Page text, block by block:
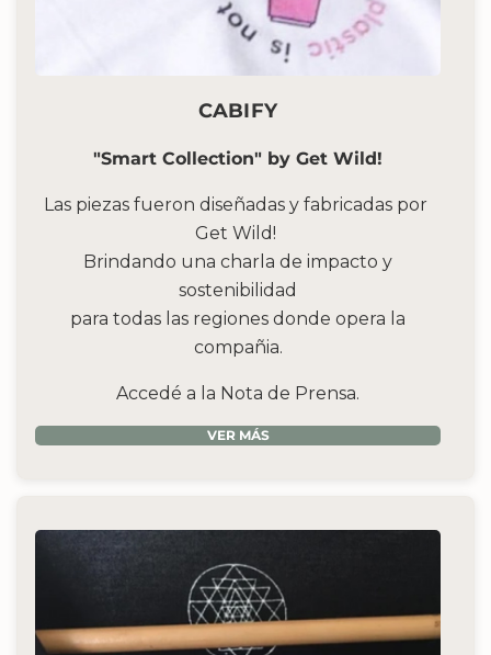
CABIFY
"Smart Collection" by Get Wild!
Las piezas fueron diseñadas y fabricadas por ​
Get Wild!​
Brindando una charla de impacto y
sostenibilidad
para todas las regiones donde opera la
compañia.
Accedé a la Nota de Prensa.
VER MÁS